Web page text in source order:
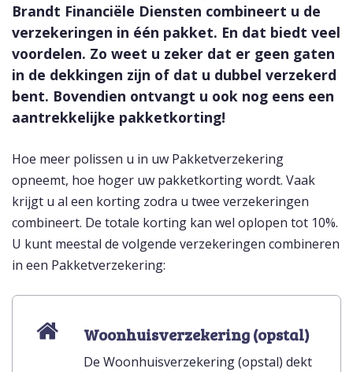
Brandt Financiële Diensten combineert u de
verzekeringen in één pakket. En dat biedt veel
voordelen. Zo weet u zeker dat er geen gaten
in de dekkingen zijn of dat u dubbel verzekerd
bent. Bovendien ontvangt u ook nog eens een
aantrekkelijke pakketkorting!
Hoe meer polissen u in uw Pakketverzekering
opneemt, hoe hoger uw pakketkorting wordt. Vaak
krijgt u al een korting zodra u twee verzekeringen
combineert. De totale korting kan wel oplopen tot 10%.
U kunt meestal de volgende verzekeringen combineren
in een Pakketverzekering:
Woonhuisverzekering (opstal)
De Woonhuisverzekering (opstal) dekt